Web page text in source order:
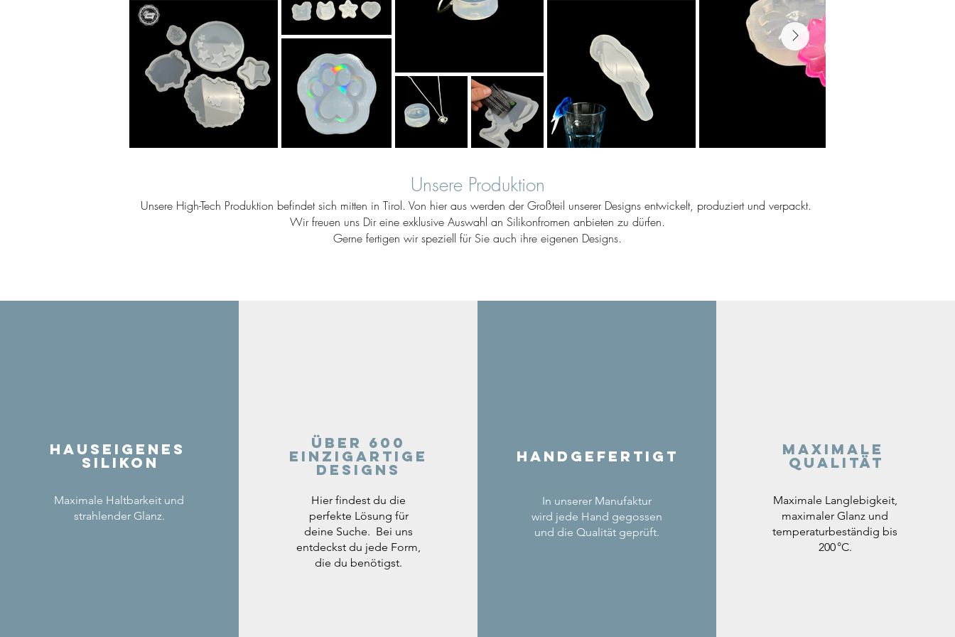
Unsere Produktion
Unsere High-Tech Produktion befindet sich mitten in Tirol. Von hier aus werden der Großteil unserer Designs entwickelt, produziert und verpackt.
Wir freuen uns Dir eine exklusive Auswahl an Silikonfromen anbieten zu dürfen.
Gerne fertigen wir speziell für Sie auch ihre eigenen Designs.
Hauseigenes
Silikon
Maximale Haltbarkeit und
strahlender Glanz.
Über 600
einzigartige
Designs
Hier findest du die
perfekte Lösung für
deine Suche. Bei uns
entdeckst du jede Form,
die du benötigst.
Handgefertigt
In unserer Manufaktur
wird jede Hand gegossen
und die Qualität geprüft.
Maximale
Qualität
Maximale Langlebigkeit,
maximaler Glanz und
temperaturbeständig bis
200 °C.